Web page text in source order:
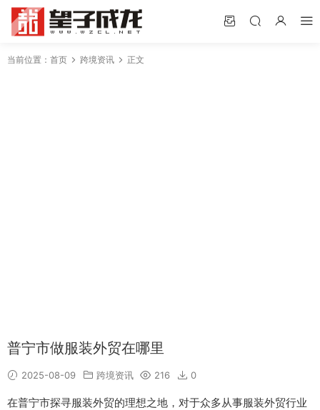
当前位置： 首页 跨境资讯 正文
普宁市做服装外贸在哪里
2025-08-09 跨境资讯 216 0
在普宁市探寻服装外贸的理想之地，对于众多从事服装外贸行业